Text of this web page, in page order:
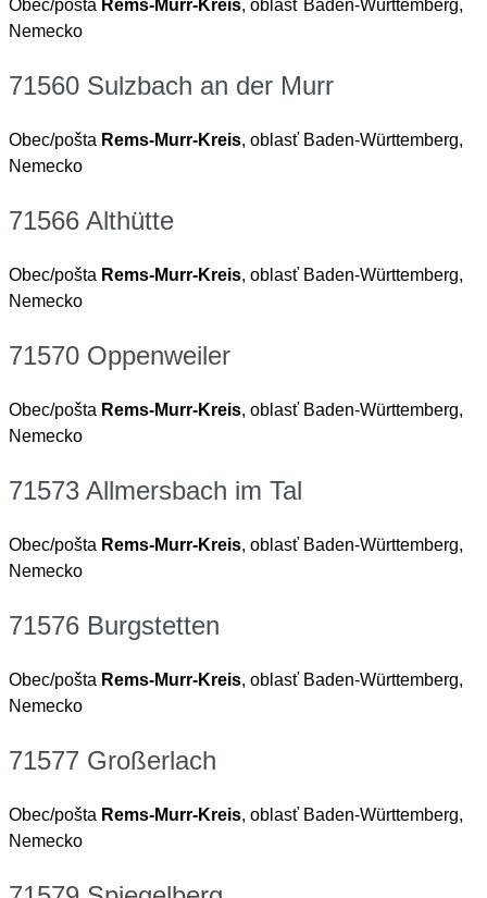
Obec/pošta Rems-Murr-Kreis, oblasť Baden-Württemberg,
Nemecko
71560 Sulzbach an der Murr
Obec/pošta Rems-Murr-Kreis, oblasť Baden-Württemberg,
Nemecko
71566 Althütte
Obec/pošta Rems-Murr-Kreis, oblasť Baden-Württemberg,
Nemecko
71570 Oppenweiler
Obec/pošta Rems-Murr-Kreis, oblasť Baden-Württemberg,
Nemecko
71573 Allmersbach im Tal
Obec/pošta Rems-Murr-Kreis, oblasť Baden-Württemberg,
Nemecko
71576 Burgstetten
Obec/pošta Rems-Murr-Kreis, oblasť Baden-Württemberg,
Nemecko
71577 Großerlach
Obec/pošta Rems-Murr-Kreis, oblasť Baden-Württemberg,
Nemecko